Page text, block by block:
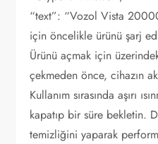
“text”: “Vozol Vista
için öncelikle ürünü şarj
Ürünü açmak için
çekmeden önce, cihazın
Kullanım sırasında aşırı
kapatıp bir süre bekletin.
temizliğini yaparak